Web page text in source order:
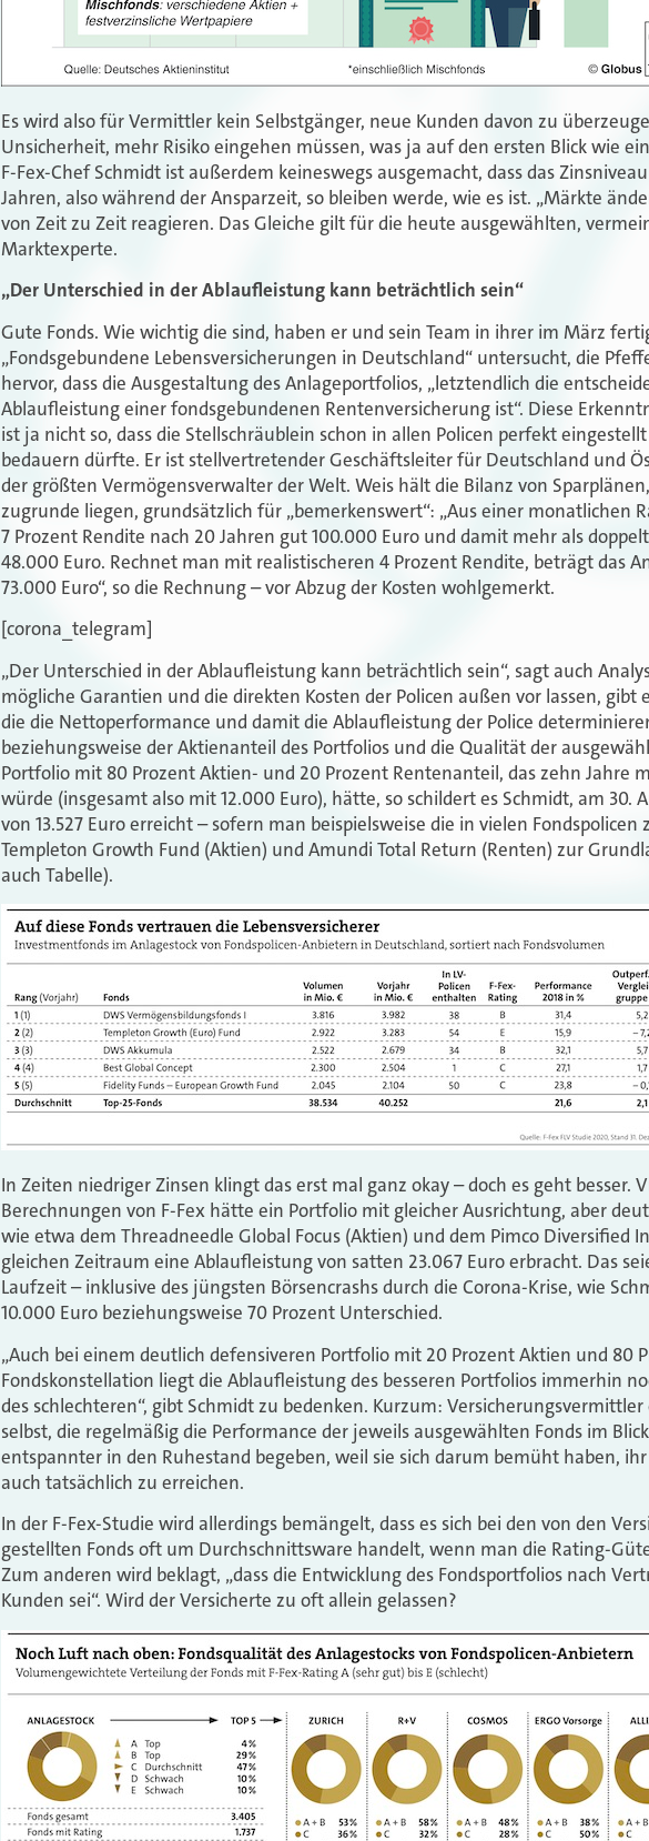
Es wird also für Vermittler kein Selbstgänger, neue Kunden davon zu
Unsicherheit, mehr Risiko eingehen müssen, was ja auf den ersten Blick wie
F-Fex-Chef Schmidt ist außerdem keineswegs ausgemacht, dass das
Jahren, also während der Ansparzeit, so bleiben werde, wie es ist. „Märkte
von Zeit zu Zeit reagieren. Das Gleiche gilt für die heute ausgewählten,
Marktexperte.
„Der Unterschied in der Ablaufleistung kann beträchtlich sein“
Gute Fonds. Wie wichtig die sind, haben er und sein Team in ihrer im März
„Fondsgebundene Lebensversicherungen in Deutschland“ untersucht, die
hervor, dass die Ausgestaltung des Anlageportfolios, „letztendlich die
Ablaufleistung einer fondsgebundenen Rentenversicherung ist“. Diese
ist ja nicht so, dass die Stellschräublein schon in allen Policen perfekt
bedauern dürfte. Er ist stellvertretender Geschäftsleiter für Deutschland und
der größten Vermögensverwalter der Welt. Weis hält die Bilanz von
zugrunde liegen, grundsätzlich für „bemerkenswert“: „Aus einer monatlichen
7 Prozent Rendite nach 20 Jahren gut 100.000 Euro und damit mehr als
48.000 Euro. Rechnet man mit realistischeren 4 Prozent Rendite, beträgt das
73.000 Euro“, so die Rechnung – vor Abzug der Kosten wohlgemerkt.
[corona_telegram]
„Der Unterschied in der Ablaufleistung kann beträchtlich sein“, sagt auch
mögliche Garantien und die direkten Kosten der Policen außen vor lassen, gibt
die die Nettoperformance und damit die Ablaufleistung der Police
beziehungsweise der Aktienanteil des Portfolios und die Qualität der
Portfolio mit 80 Prozent Aktien- und 20 Prozent Rentenanteil, das zehn Jahre
würde (insgesamt also mit 12.000 Euro), hätte, so schildert es Schmidt, am 30.
von 13.527 Euro erreicht – sofern man beispielsweise die in vielen Fondspolicen
Templeton Growth Fund (Aktien) und Amundi Total Return (Renten) zur
auch Tabelle).
In Zeiten niedriger Zinsen klingt das erst mal ganz okay – doch es geht besser.
Berechnungen von F-Fex hätte ein Portfolio mit gleicher Ausrichtung, aber
wie etwa dem Threadneedle Global Focus (Aktien) und dem Pimco Diversified
gleichen Zeitraum eine Ablaufleistung von satten 23.067 Euro erbracht. Das
Laufzeit – inklusive des jüngsten Börsencrashs durch die Corona-Krise, wie
10.000 Euro beziehungsweise 70 Prozent Unterschied.
„Auch bei einem deutlich defensiveren Portfolio mit 20 Prozent Aktien und 80
Fondskonstellation liegt die Ablaufleistung des besseren Portfolios immerhin
des schlechteren“, gibt Schmidt zu bedenken. Kurzum:
selbst, die regelmäßig die Performance der jeweils ausgewählten Fonds im
entspannter in den Ruhestand begeben, weil sie sich darum bemüht haben, ihr
auch tatsächlich zu erreichen.
In der F-Fex-Studie wird allerdings bemängelt, dass es sich bei den von den
gestellten Fonds oft um Durchschnittsware handelt, wenn man die Rating-
Zum anderen wird beklagt, „dass die Entwicklung des Fondsportfolios nach
Kunden sei“. Wird der Versicherte zu oft allein gelassen?